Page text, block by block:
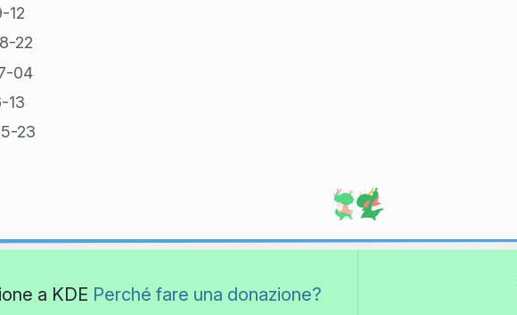
12
22
04
13
23
a KDE Perché fare una donazione?